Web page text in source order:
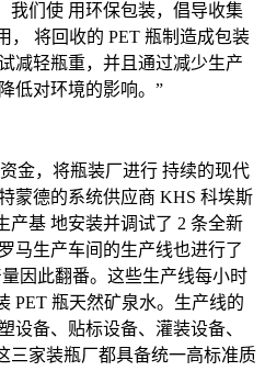
我们使 用环保包装，倡导收集
， 将回收的 PET 瓶制造成包装
减轻瓶重，并且通过减少生产
低对环境的影响。”
金，将瓶装厂进行 持续的现代
蒙德的系统供应商 KHS 科埃斯
产基 地安装并调试了 2 条全新
马生产车间的生产线也进行了
因此翻番。这些生产线每小时
PET 瓶天然矿泉水。生产线的
设备、贴标设备、灌装设备、
三家装瓶厂都具备统一高标准质